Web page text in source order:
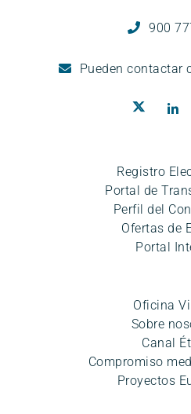
900
Pueden contactar
Registro
Portal de
Perfil del
Ofertas de
Portal
Oficina
Sobre
Canal
Compromiso
Proyectos